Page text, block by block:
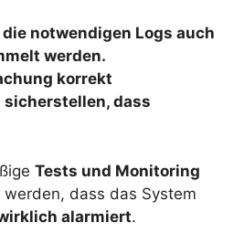
notwendigen Logs auch
werden.
korrekt
dass
Tests und Monitoring
dass das System
alarmiert.